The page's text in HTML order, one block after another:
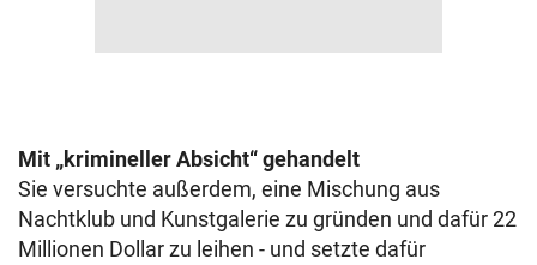
Mit „krimineller Absicht“ gehandelt
Sie versuchte außerdem, eine Mischung aus
Nachtklub und Kunstgalerie zu gründen und dafür 22
Millionen Dollar zu leihen - und setzte dafür